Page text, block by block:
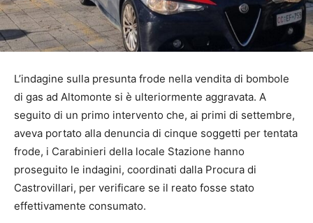
L’indagine sulla presunta frode nella vendita di bombole
di gas ad Altomonte si è ulteriormente aggravata. A
seguito di un primo intervento che, ai primi di settembre,
aveva portato alla denuncia di cinque soggetti per tentata
frode, i Carabinieri della locale Stazione hanno
proseguito le indagini, coordinati dalla Procura di
Castrovillari, per verificare se il reato fosse stato
effettivamente consumato.